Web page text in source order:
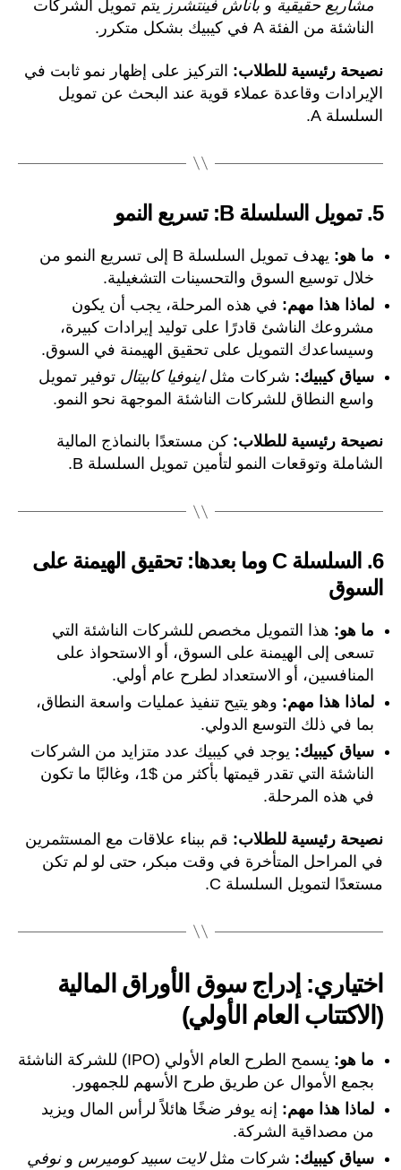
مشاريع حقيقية و باناش فينتشرز يتم تمويل الشركات
الناشئة من الفئة A في كيبيك بشكل متكرر.
نصيحة رئيسية للطلاب: التركيز على إظهار نمو ثابت في
الإيرادات وقاعدة عملاء قوية عند البحث عن تمويل
السلسلة A.
5. تمويل السلسلة B: تسريع النمو
ما هو:
يهدف تمويل السلسلة B إلى تسريع النمو من
خلال توسيع السوق والتحسينات التشغيلية.
لماذا هذا مهم: في هذه المرحلة، يجب أن يكون
مشروعك الناشئ قادرًا على توليد إيرادات كبيرة،
وسيساعدك التمويل على تحقيق الهيمنة في السوق.
سياق كيبيك: شركات مثلاينوفيا كابيتال توفير تمويل
واسع النطاق للشركات الناشئة الموجهة نحو النمو.
نصيحة رئيسية للطلاب: كن مستعدًا بالنماذج المالية
الشاملة وتوقعات النمو لتأمين تمويل السلسلة B.
6.
السلسلة C وما بعدها: تحقيق الهيمنة على
السوق
ما هو: هذا التمويل مخصص للشركات الناشئة التي
تسعى إلى الهيمنة على السوق، أو الاستحواذ على
المنافسين، أو الاستعداد لطرح عام أولي.
لماذا هذا مهم: وهو يتيح تنفيذ عمليات واسعة النطاق،
بما في ذلك التوسع الدولي.
سياق كيبيك: يوجد في كيبيك عدد متزايد من الشركات
الناشئة التي تقدر قيمتها بأكثر من $1، وغالبًا ما تكون
في هذه المرحلة.
نصيحة رئيسية للطلاب: قم ببناء علاقات مع المستثمرين
في المراحل المتأخرة في وقت مبكر، حتى لو لم تكن
مستعدًا لتمويل السلسلة C.
اختياري: إدراج سوق الأوراق المالية
(الاكتتاب العام الأولي)
ما هو:
يسمح الطرح العام الأولي (IPO) للشركة الناشئة
بجمع الأموال عن طريق طرح الأسهم للجمهور.
لماذا هذا مهم: إنه يوفر ضخًا هائلاً لرأس المال ويزيد
من مصداقية الشركة.
سياق كيبيك: شركات مثللايت سبيد كوميرس ونوفي